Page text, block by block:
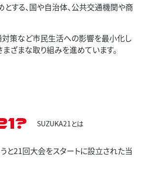
する、国や自治体、公共交通機関や商
対策など市民生活への影響を最小化し
ざまな取り組みを進めています。
SUZUKA21とは
と21回大会をスタートに設立された当